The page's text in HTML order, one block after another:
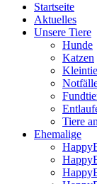
Startseite
Aktuelles
Unsere Tiere
Hunde
Katzen
Tiere
Ehemalige